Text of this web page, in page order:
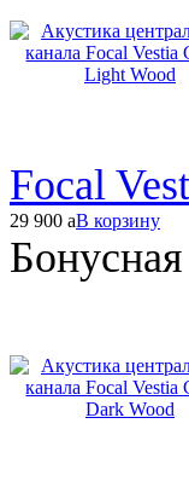
Focal
29 900 aВ корзину